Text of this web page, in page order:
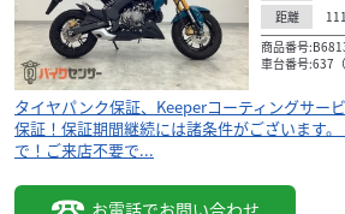
距離
商品番号
車台番号:637（
タイヤパンク保証、Keeperコーティングサー
保証！保証期間継続には諸条件がございます
で！ご来店不要で...
お電話でお問い合わせ